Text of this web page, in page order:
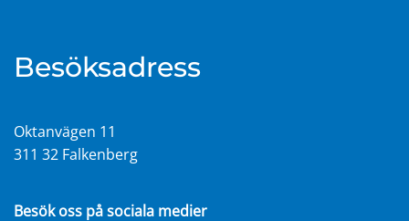
Besöksadress
Oktanvägen 11
311 32 Falkenberg
Besök oss på sociala medier